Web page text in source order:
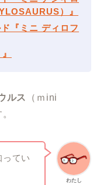
）』
『ミニ ディロフ
ルス
（ｍini
わたし
ってい